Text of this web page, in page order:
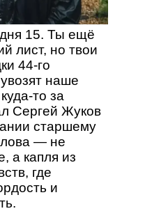
15. Ты ещё
лист, но твои
44-го
наше
то за
Сергей Жуков
старшему
— не
а капля из
где
и